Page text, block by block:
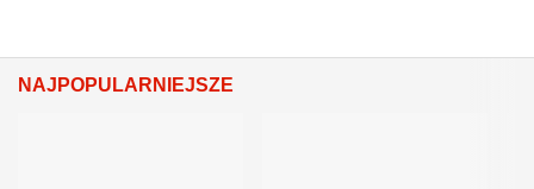
NAJPOPULARNIEJSZE